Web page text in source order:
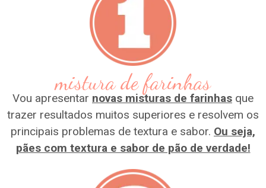
mistura de farinhas
Vou apresentar novas misturas de farinhas que
trazer resultados muitos superiores e resolvem os
principais problemas de textura e sabor. Ou seja,
pães com textura e sabor de pão de verdade!